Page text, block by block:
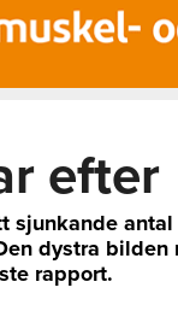
efter
sjunkande
dystra bilden
rapport.